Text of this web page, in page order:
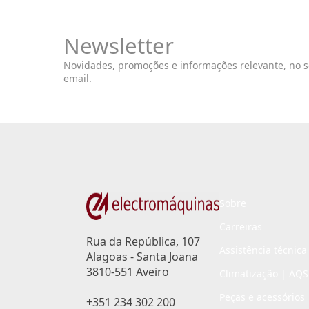
Newsletter
Novidades, promoções e informações relevante, no
email.
Rua da República, 107
Alagoas - Santa Joana
3810-551 Aveiro
+351 234 302 200